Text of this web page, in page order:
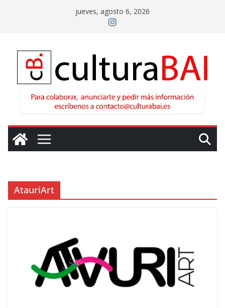
jueves, agosto 6, 2026
AtauriArt